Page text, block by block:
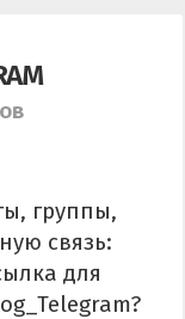
группы,
связь:
для